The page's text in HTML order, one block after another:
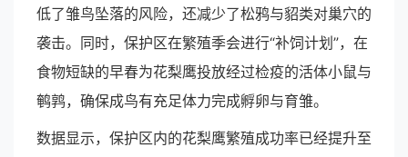
低了雏鸟坠落的风险，还减少了松鸦与貂类对巢穴的
袭击。同时，保护区在繁殖季会进行“补饲计划”，在
食物短缺的早春为花梨鹰投放经过检疫的活体小鼠与
鹌鹑，确保成鸟有充足体力完成孵卵与育雏。
数据显示，保护区内的花梨鹰繁殖成功率已经提升至